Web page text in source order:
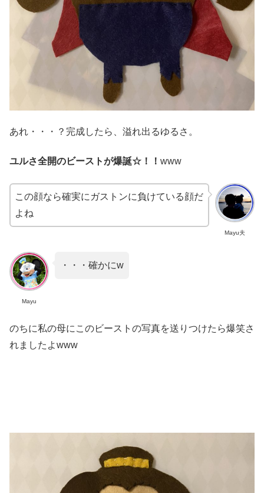
あれ・・・？完成したら、溢れ出るゆるさ。
ユルさ全開のビーストが爆誕☆！！ www
Mayu夫
この顔なら確実にガストンに負けている顔だ
よね
Mayu
・・・確かにw
のちに私の母にこのビーストの写真を送りつけたら爆笑さ
れましたよwww